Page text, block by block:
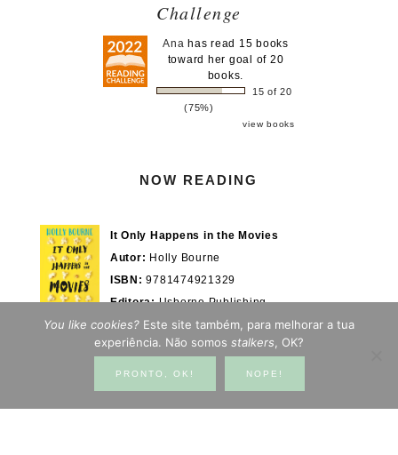
Challenge
Ana has read 15 books
toward her goal of 20
books.
15 of 20
(75%)
view books
NOW READING
It Only Happens in the Movies
Autor: Holly Bourne
ISBN: 9781474921329
Editora:Usborne Publishing
Actualmente em:28/100%
You like cookies? Este site também, para melhorar a tua
experiência. Não somos stalkers , OK?
PRONTO, OK! NOPE!